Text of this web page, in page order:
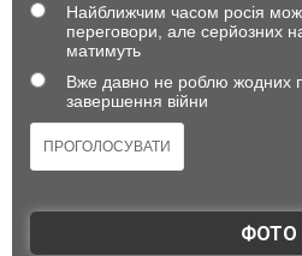
Найближчим часом росія
переговори, але серйозних
матимуть
Вже давно не роблю жодних
завершення війни
ФОТО